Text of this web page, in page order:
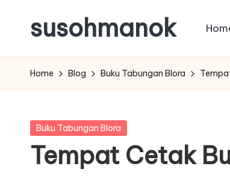
content
susohmanok
Home Blog Buku Tabungan Blora
Posted
Buku Tabungan Blora
Tempat Cetak